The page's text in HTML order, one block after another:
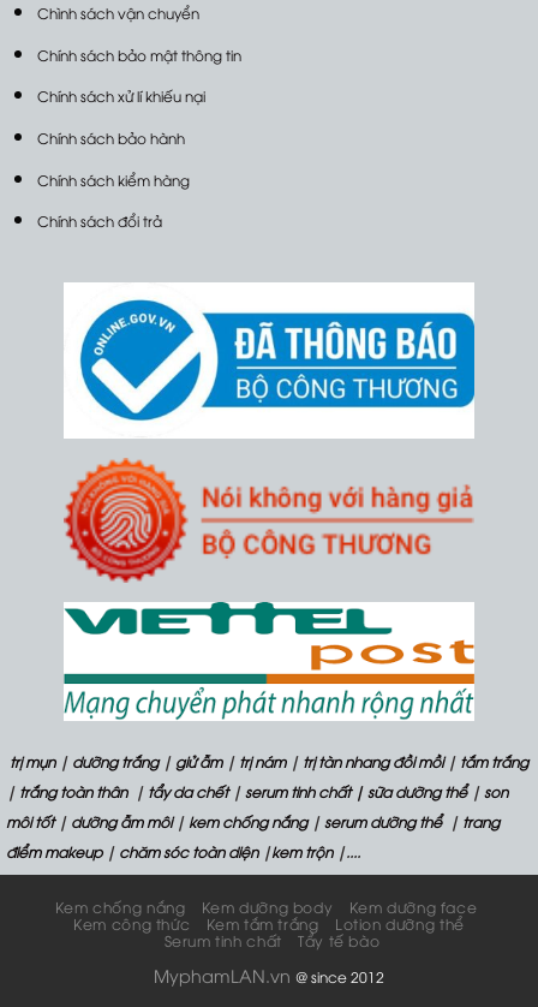
Chình sách vận chuyển
Chính sách bảo mật thông tin
Chính sách xử lí khiếu nại
Chính sách bảo hành
Chính sách kiểm hàng
Chính sách đổi trả
trị mụn| dưỡng trắng| giử ẫm| trị nám| trị tàn nhang đồi mồi| tắm trắng
| trắng toàn thân| tẩy da chết|serum tinh chất | sữa dưỡng thể |son
môi tốt| dưỡng ẫm môi| kem chống nắng|serum dưỡng thể | trang
điểm makeup| chăm sóc toàn diện|kem trộn|....
Kem chống nắng Kem dưỡng body
Kem dưỡng face
Kem công thức
Kem tắm trắng
Lotion dưỡng thể
Serum tinh chất
Tẩy tế bào
MyphamLAN.vn @ since 2012